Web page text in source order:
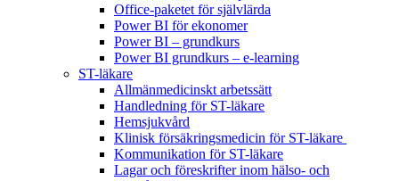
Office-paketet för självlärda
Power BI för ekonomer
Power BI – grundkurs
Power BI grundkurs – e-learning
ST-läkare
Allmänmedicinskt arbetssätt
Handledning för ST-läkare
Hemsjukvård
Klinisk försäkringsmedicin för ST-läkare
Kommunikation för ST-läkare
Lagar och föreskrifter inom hälso- och